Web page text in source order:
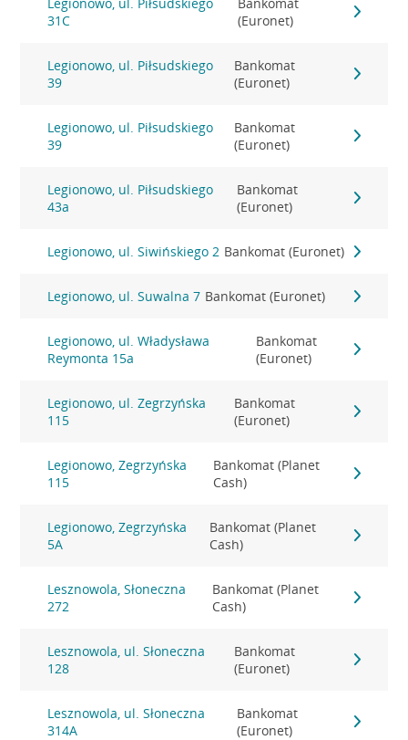
31C
(Euronet)
Legionowo, ul. Piłsudskiego
39
Bankomat
(Euronet)
Legionowo, ul. Piłsudskiego
39
Bankomat
(Euronet)
Legionowo, ul. Piłsudskiego
43a
Bankomat
(Euronet)
Legionowo, ul. Siwińskiego 2 Bankomat (Euronet)
Legionowo, ul. Suwalna 7 Bankomat (Euronet)
Legionowo, ul. Władysława
Reymonta 15a
Bankomat
(Euronet)
Legionowo, ul. Zegrzyńska
115
Bankomat
(Euronet)
Legionowo, Zegrzyńska
115
Bankomat (Planet
Cash)
Legionowo, Zegrzyńska
5A
Bankomat (Planet
Cash)
Lesznowola, Słoneczna
272
Bankomat (Planet
Cash)
Lesznowola, ul. Słoneczna
128
Bankomat
(Euronet)
Lesznowola, ul. Słoneczna
314A
Bankomat
(Euronet)